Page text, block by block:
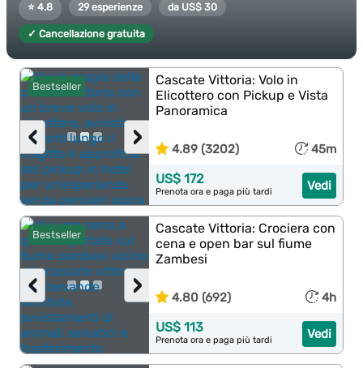
⭐ 4.8 29 esperienze da US$ 30
✓ Cancellazione gratuita
Bestseller
›
‹
Cascate Vittoria: Volo in
Elicottero con Pickup e Vista
Panoramica
4.89 (3202) 45m
Vedi
US$ 172
Prenota ora e paga più tardi
Bestseller
›
‹
Cascate Vittoria: Crociera con
cena e open bar sul fiume
Zambesi
4.80 (692) 4h
Vedi
US$ 113
Prenota ora e paga più tardi